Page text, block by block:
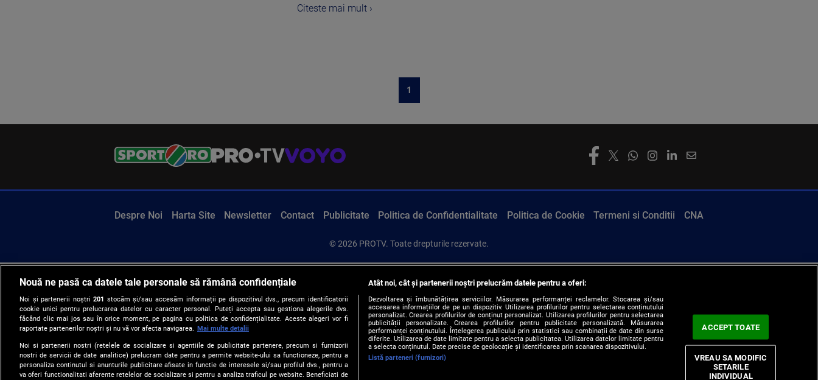
Citeste mai mult ›
1
Despre Noi Harta Site Newsletter Contact Publicitate Politica de Confidentialitate Politica de Cookie Termeni si Conditii CNA
© 2026 PROTV. Toate drepturile rezervate.
Nouă ne pasă ca datele tale personale să rămână confidențiale
Noi și partenerii noștri201 stocăm și/sau accesăm informații pe dispozitivul dvs., precum identificatorii
cookie unici pentru prelucrarea datelor cu caracter personal. Puteți accepta sau gestiona alegerile dvs.
făcând clic mai jos sau în orice moment, pe pagina cu politica de confidențialitate. Aceste alegeri vor fi
raportate partenerilor noștri și nu vă vor afecta navigarea.
Mai multe detalii
Noi si partenerii nostri (retelele de socializare si agentiile de publicitate partenere, precum si furnizorii
nostri de servicii de date analitice) prelucram date pentru a permite website-ului sa functioneze, pentru a
personaliza continutul si anunturile publicitare afisate in functie de interesele si/sau profilul dvs., pentru a
va oferi functionalitati aferente retelelor de socializare si pentru a analiza traficul pe website. Beneficiati de
Atât noi, cât și partenerii noștri prelucrăm datele pentru a oferi:
Dezvoltarea și îmbunătățirea serviciilor. Măsurarea performanței reclamelor. Stocarea și/sau
accesarea informațiilor de pe un dispozitiv. Utilizarea profilurilor pentru selectarea conținutului
personalizat. Crearea profilurilor de conținut personalizat. Utilizarea profilurilor pentru selectarea
publicității personalizate. Crearea profilurilor pentru publicitate personalizată. Măsurarea
performanței conținutului. Înțelegerea publicului prin statistici sau combinații de date din surse
diferite. Utilizarea de date limitate pentru a selecta publicitatea. Utilizarea datelor limitate pentru
a selecta conținutul. Date precise de geolocație și identificarea prin scanarea dispozitivului.
Listă parteneri (furnizori)
ACCEPT TOATE
VREAU SA MODIFIC
SETARILE
INDIVIDUAL